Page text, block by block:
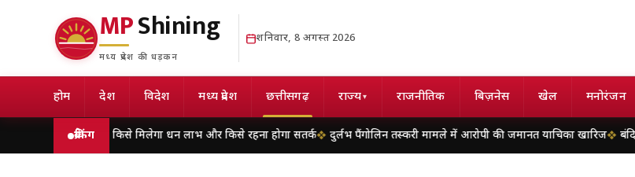
MPShining
मध्य प्रदेश की धड़कन
शनिवार, 8 अगस्त 2026
होम देश विदेश मध्य प्रदेश छत्तीसगढ़ राज्य▾ राजनीतिक बिज़नेस खेल मनोरंजन
ब्रेकिंग
किसे मिलेगा धन लाभ और किसे रहना होगा सतर्क दुर्लभ पैंगोलिन तस्करी मामले में आरोपी की जमानत याचिका खारिज बंदियों की समय